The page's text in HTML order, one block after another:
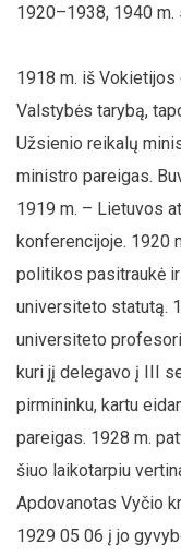
1920–1938, 1940 m.
1918 m. iš
Valstybės tarybą,
Užsienio reikalų
ministro pareigas.
1919 m. – Lietuvos
konferencijoje. 1920
politikos pasitraukė
universiteto statutą.
universiteto
kuri jį delegavo į III
pirmininku, kartu
pareigas. 1928 m.
šiuo laikotarpiu
Apdovanotas Vyčio
1929 05 06 į jo